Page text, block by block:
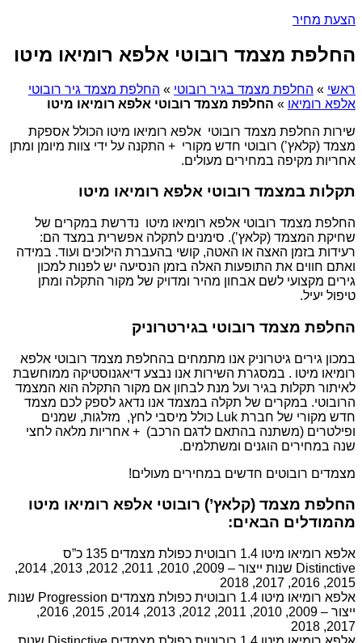
הצעת מחיר
החלפת מצמד רובוטי אלפא רומיאו מיטו
ראשי » החלפת מצמד בגיר רובוטי » החלפת מצמד גיר רובוטי
אלפא רומיאו » החלפת מצמד רובוטי אלפא רומיאו מיטו
שירות החלפת מצמד רובוטי אלפא רומיאו מיטו הכולל אספקת
מצמד (קלאץ’) רובוטי חדש מקורי + התקנה על ידי צוות מיומן ומתן
אחריות מקיפה במחירים מעולים.
תקלות במצמד רובוטי אלפא רומיאו מיטו
החלפת מצמד רובוטי אלפא רומיאו מיטו נדרשת במקרים של
שחיקת המצמד (קלאץ’). סימנים לתקלה אפשרית במצד הם:
רעידות בזמן האצה או האטה, קושי בהעברת הילוכים ועוד. במידה
ואתם חווים את התופעות האלה בזמן הנסיעה יש לפנות למכון
גירים מקצועי לשם אבחון מהיר ומדויק של מקור התקלה ומתן
טיפול יעיל.
החלפת מצמד רובוטי בגירטרוניק
במכון גירים גיטרוניק אנו מתמחים בהחלפת מצמד רובוטי אלפא
רומיאו מיטו . במסגרת השירות אנו נבצע דיאגנוסטיקה ממוחשבת
לאיתור תקלות בגיר ועל מנת לבחון אם מקור התקלה הוא המצמד
הרובוטי. במקרים של תקלה במצמד אנו נדאג לספק לכם מצמד
חדש מקורי של חברת Luk כולל מיסבי לחץ, מזלגות, שמנים
ופילטרים (משתנה בהתאם לדגם הרכב) + אחריות מלאה לחצי
שנה במחירים הוגנים ומשתלמים.
מצמדים רובוטים חדשים במחירים מעולים!
החלפת מצמד (קלאץ’) רובוטי אלפא רומיאו מיטו
מהמודלים הבאים:
אלפא רומיאו מיטו 1.4 רובוטית כפולת מצמדים 135 כ”ס
Distinctive שנות ייצור – 2009, 2010, 2011, 2012, 2013, 2014,
2015, 2016, 2017, 2018
אלפא רומיאו מיטו 1.4 רובוטית כפולת מצמדים Progression שנות
ייצור – 2009, 2010, 2011, 2012, 2013, 2014, 2015, 2016,
2017, 2018